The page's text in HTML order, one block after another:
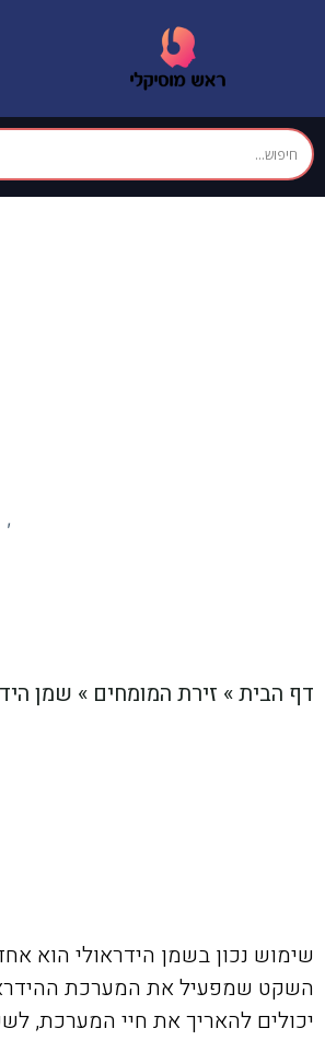
,
דף הבית» זירת המומחים » שמן
שימוש נכון בשמן הידראולי הוא
השקט שמפעיל את המערכת
יכולים להאריך את חיי המערכת,